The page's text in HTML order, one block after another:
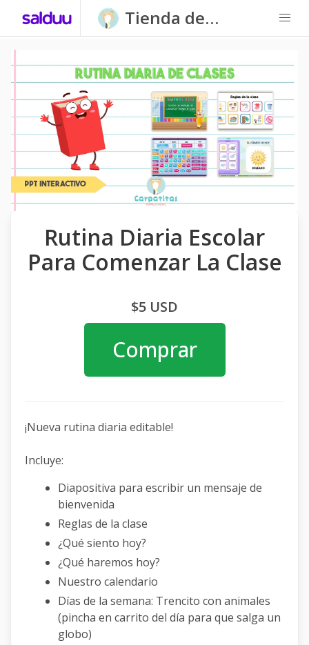
Tienda de
Carpatitas
Homeschool
Rutina Diaria Escolar
Para Comenzar La Clase
$5 USD
Comprar
¡Nueva rutina diaria editable!
Incluye:
Diapositiva para escribir un mensaje de
bienvenida
Reglas de la clase
¿Qué siento hoy?
¿Qué haremos hoy?
Nuestro calendario
Días de la semana: Trencito con animales
(pincha en carrito del día para que salga un
globo)